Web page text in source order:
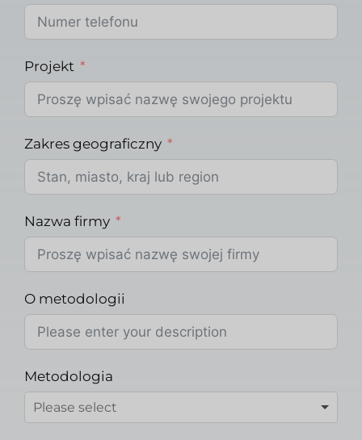
Projekt
Zakres geograficzny
Nazwa firmy
O metodologii
Metodologia